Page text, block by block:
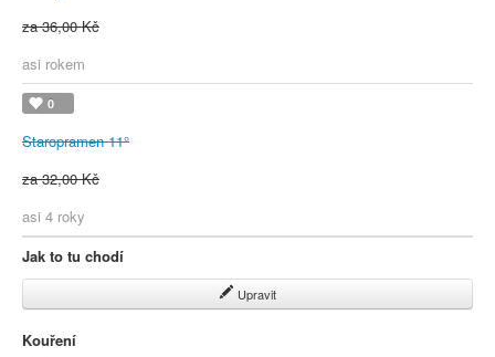
za 36,00 Kč
asi rokem
0
Staropramen 11°
za 32,00 Kč
asi 4 roky
Jak to tu chodí
Upravit
Kouření